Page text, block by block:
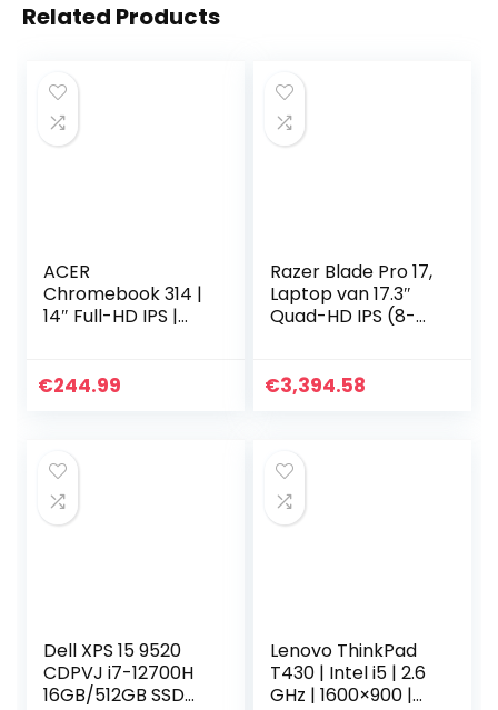
Related Products
ACER
Chromebook 314 |
14″ Full-HD IPS |
4GB RAM | 64GB
€244.99
Razer Blade Pro 17,
Laptop van 17.3″
Quad-HD IPS (8-
512GB eMMC, UMA,
Nederlands
Toetsenbord
€3,394.58
Dell XPS 15 9520
CDPVJ i7-12700H
16GB/512GB SSD
Lenovo ThinkPad
T430 | Intel i5 | 2.6
GHz | 1600×900 |